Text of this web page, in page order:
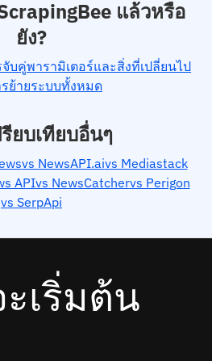
แล้วหรือ
ยัง?
บคู่พารามิเตอร์และสิ่งที่เปลี่ยนไป
ย้ายระบบทั้งหมด
ยบเทียบอื่นๆ
vs NewsAPI.aivs Mediastack
APIvs NewsCatchervs Perigon
vs SerpApi
เริ่มต้น